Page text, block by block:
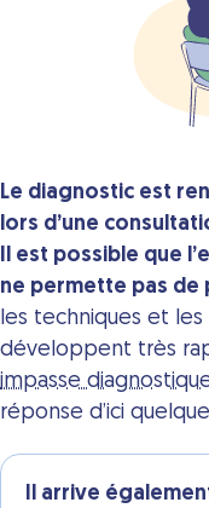
Le diagnostic est
lors d’une
Il est possible que
ne permette pas de
les techniques et les
développent très
impasse
réponse d’ici
Il arrive